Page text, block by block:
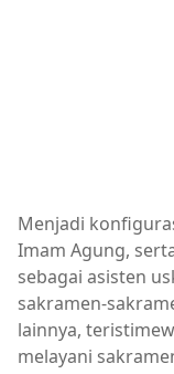
Menjadi
Imam Agung,
sebagai asisten
sakramen-
lainnya,
melayani